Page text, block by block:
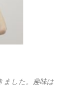
ました。趣味は